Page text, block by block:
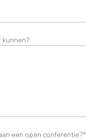
kunnen?
een open conferentie?*